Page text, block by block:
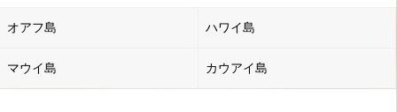
オアフ島 ハワイ島
マウイ島 カウアイ島